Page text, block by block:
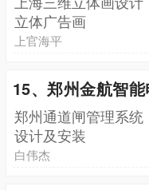
立体广告画
上官海平
15、郑州金航智
郑州通道闸管理系
设计及安装
白伟杰